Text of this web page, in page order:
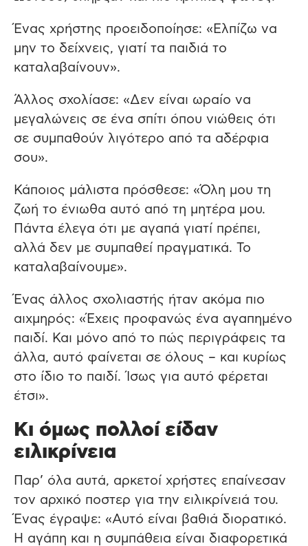
Ένας χρήστης προειδοποίησε: «Ελπίζω να
μην το δείχνεις, γιατί τα παιδιά το
καταλαβαίνουν».
Άλλος σχολίασε: «Δεν είναι ωραίο να
μεγαλώνεις σε ένα σπίτι όπου νιώθεις ότι
σε συμπαθούν λιγότερο από τα αδέρφια
σου».
Κάποιος μάλιστα πρόσθεσε: «Όλη μου τη
ζωή το ένιωθα αυτό από τη μητέρα μου.
Πάντα έλεγα ότι με αγαπά γιατί πρέπει,
αλλά δεν με συμπαθεί πραγματικά. Το
καταλαβαίνουμε».
Ένας άλλος σχολιαστής ήταν ακόμα πιο
αιχμηρός: «Έχεις προφανώς ένα αγαπημένο
παιδί. Και μόνο από το πώς περιγράφεις τα
άλλα, αυτό φαίνεται σε όλους – και κυρίως
στο ίδιο το παιδί. Ίσως για αυτό φέρεται
έτσι».
Κι όμως πολλοί είδαν
ειλικρίνεια
Παρ’ όλα αυτά, αρκετοί χρήστες επαίνεσαν
τον αρχικό ποστερ για την ειλικρίνειά του.
Ένας έγραψε: «Αυτό είναι βαθιά διορατικό.
Η αγάπη και η συμπάθεια είναι διαφορετικά